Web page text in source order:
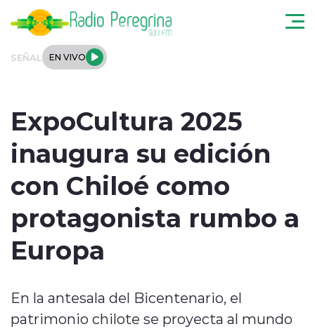
SEÑAL EN VIVO
Regionales
Tendencias
Entrevistas
ExpoCultura 2025
inaugura su edición
con Chiloé como
protagonista rumbo a
Europa
En la antesala del Bicentenario, el
patrimonio chilote se proyecta al mundo